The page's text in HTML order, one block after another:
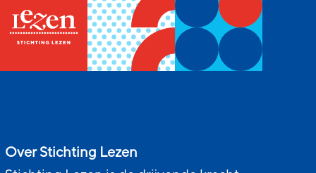
Over Stichting Lezen